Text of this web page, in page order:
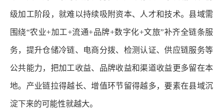
级加工阶段，就难以持续吸附资本、人才和技术。县域需
围绕“农业+加工+流通+品牌+数字化+文旅”补齐全链条服
务，提升仓储冷链、电商分拨、检测认证、供应链服务等
公共能力，把加工收益、品牌收益和渠道收益更多留在本
地。产业链拉得越长、增值环节留得越多，要素在县域沉
淀下来的可能性就越大。